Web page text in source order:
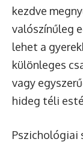
kezdve
valószínűleg
lehet a
különleges
vagy
hideg téli
Pszichológiai